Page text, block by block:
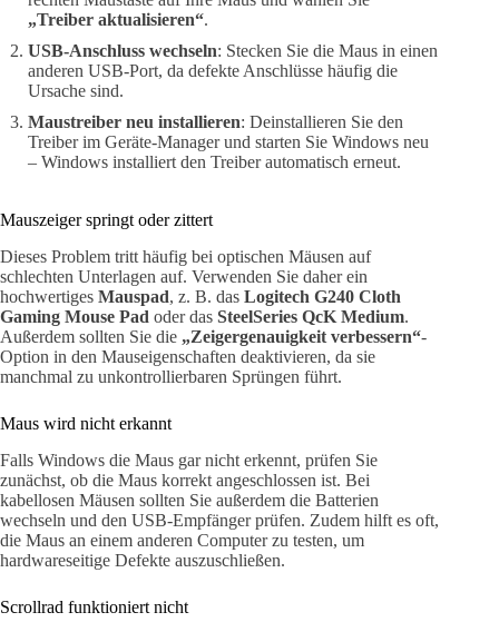
„Treiber aktualisieren“.
USB-Anschluss wechseln: Stecken Sie die Maus in einen
anderen USB-Port, da defekte Anschlüsse häufig die
Ursache sind.
Maustreiber neu installieren: Deinstallieren Sie den
Treiber im Geräte-Manager und starten Sie Windows neu
– Windows installiert den Treiber automatisch erneut.
Mauszeiger springt oder zittert
Dieses Problem tritt häufig bei optischen Mäusen auf
schlechten Unterlagen auf. Verwenden Sie daher ein
hochwertiges Mauspad, z. B. das Logitech G240 Cloth
Gaming Mouse Pad oder das SteelSeries QcK Medium.
Außerdem sollten Sie die „Zeigergenauigkeit verbessern“-
Option in den Mauseigenschaften deaktivieren, da sie
manchmal zu unkontrollierbaren Sprüngen führt.
Maus wird nicht erkannt
Falls Windows die Maus gar nicht erkennt, prüfen Sie
zunächst, ob die Maus korrekt angeschlossen ist. Bei
kabellosen Mäusen sollten Sie außerdem die Batterien
wechseln und den USB-Empfänger prüfen. Zudem hilft es oft,
die Maus an einem anderen Computer zu testen, um
hardwareseitige Defekte auszuschließen.
Scrollrad funktioniert nicht